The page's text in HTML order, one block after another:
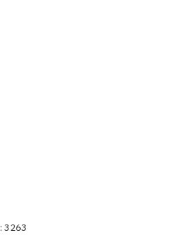
3263